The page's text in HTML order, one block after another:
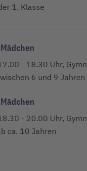
1. Klasse
- 18.30 Uhr,
6 und 9 Jahren
- 20.00 Uhr,
ca. 10 Jahren